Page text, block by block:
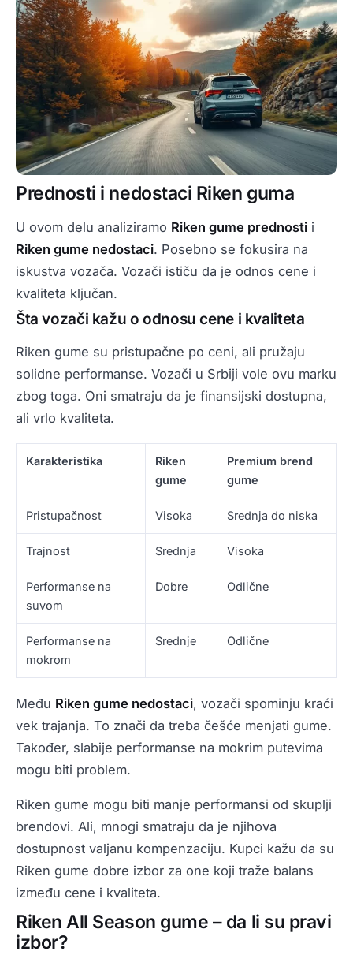
Prednosti i nedostaci Riken guma
U ovom delu analiziramo Riken gume prednosti i
Riken gume nedostaci. Posebno se fokusira na
iskustva vozača. Vozači ističu da je odnos cene i
kvaliteta ključan.
Šta vozači kažu o odnosu cene i kvaliteta
Riken gume su pristupačne po ceni, ali pružaju
solidne performanse. Vozači u Srbiji vole ovu marku
zbog toga. Oni smatraju da je finansijski dostupna,
ali vrlo kvaliteta.
Karakteristika
Riken
gume
Premium brend
gume
Pristupačnost Visoka Srednja do niska
Trajnost Srednja Visoka
Performanse na
suvom
Dobre Odlične
Performanse na
mokrom
Srednje Odlične
Među Riken gume nedostaci, vozači spominju kraći
vek trajanja. To znači da treba češće menjati gume.
Također, slabije performanse na mokrim putevima
mogu biti problem.
Riken gume mogu biti manje performansi od skuplji
brendovi. Ali, mnogi smatraju da je njihova
dostupnost valjanu kompenzaciju. Kupci kažu da su
Riken gume dobre izbor za one koji traže balans
između cene i kvaliteta.
Riken All Season gume – da li su pravi
izbor?